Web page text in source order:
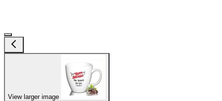
View larger image